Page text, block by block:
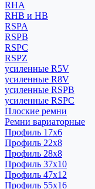
RHA
RHB и HB
RSPA
RSPB
RSPC
RSPZ
усиленные R5V
усиленные R8V
усиленные RSPB
усиленные RSPC
Плоские ремни
Ремни вариаторные
Профиль 17x6
Профиль 22x8
Профиль 28x8
Профиль 37x10
Профиль 47x12
Профиль 55x16